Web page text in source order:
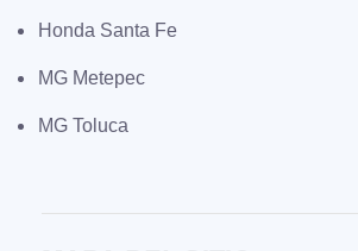
Honda Santa Fe
MG Metepec
MG Toluca